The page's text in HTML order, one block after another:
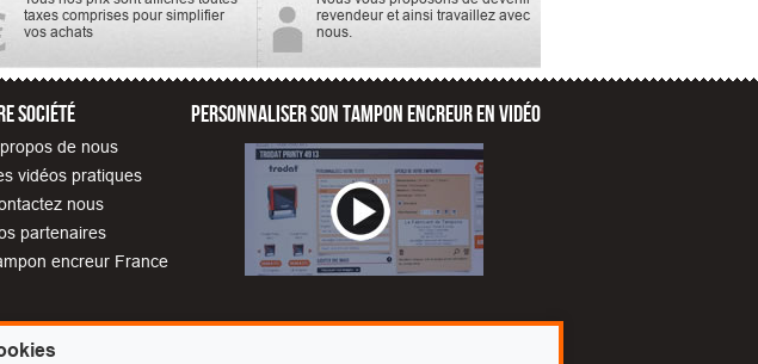
taxes comprises pour simplifier
vos achats
revendeur et ainsi travaillez avec
nous.
SOCIÉTÉ
de nous
vidéos pratiques
nous
partenaires
encreur France
PERSONNALISER SON TAMPON ENCREUR EN VIDÉO